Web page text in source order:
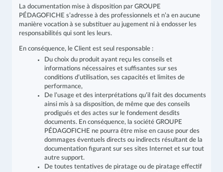
La documentation mise à disposition par GROUPE
PÉDAGOFICHE s’adresse à des professionnels et n’a en aucune
manière vocation à se substituer au jugement ni à endosser les
responsabilités qui sont les leurs.
En conséquence, le Client est seul responsable :
Du choix du produit ayant reçu les conseils et
informations nécessaires et suffisantes sur ses
conditions d’utilisation, ses capacités et limites de
performance,
De l’usage et des interprétations qu’il fait des documents
ainsi mis à sa disposition, de même que des conseils
prodigués et des actes sur le fondement desdits
documents. En conséquence, la société GROUPE
PÉDAGOFICHE ne pourra être mise en cause pour des
dommages éventuels directs ou indirects résultant de la
documentation figurant sur ses sites Internet et sur tout
autre support.
De toutes tentatives de piratage ou de piratage effectif